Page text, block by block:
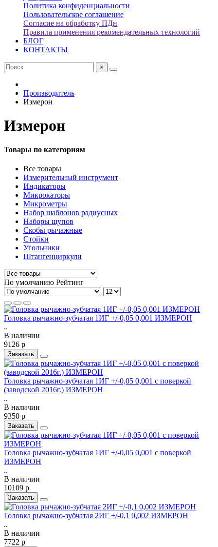
Политика конфиденциальности
Пользовательское соглашение
Согласие на обработку ПДн
Правила применения рекомендательных технологий
БЛОГ
КОНТАКТЫ
×
Производитель
Измерон
Измерон
Товары по категориям
Все товары
Измерительный инструмент
Индикаторы
Микрокаторы
Микрометры
Набор шаблонов радиусных
Наборы щупов
Скобы рычажные
Стойки
Угольники
Штангенциркули
По умолчанию Рейтинг
Головка рычажно-зубчатая 1ИГ +/-0,05 0,001 ИЗМЕРОН
..
В наличии
9126 р
Заказать
Головка рычажно-зубчатая 1ИГ +/-0,05 0,001 с поверкой
(заводской 2016г.) ИЗМЕРОН
..
В наличии
9350 р
Заказать
Головка рычажно-зубчатая 1ИГ +/-0,05 0,001 с поверкой
ИЗМЕРОН
..
В наличии
10109 р
Заказать
Головка рычажно-зубчатая 2ИГ +/-0,1 0,002 ИЗМЕРОН
..
В наличии
7722 р